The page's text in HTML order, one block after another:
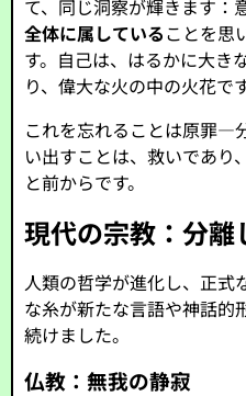
て、同じ洞察が輝きます：
全体に属していることを思
す。自己は、はるかに大き
り、偉大な火の中の火花です
これを忘れることは原罪—
い出すことは、救いであり
と前からです。
現代の宗教：分離
人類の哲学が進化し、正式
な糸が新たな言語や神話的
続けました。
仏教：無我の静寂